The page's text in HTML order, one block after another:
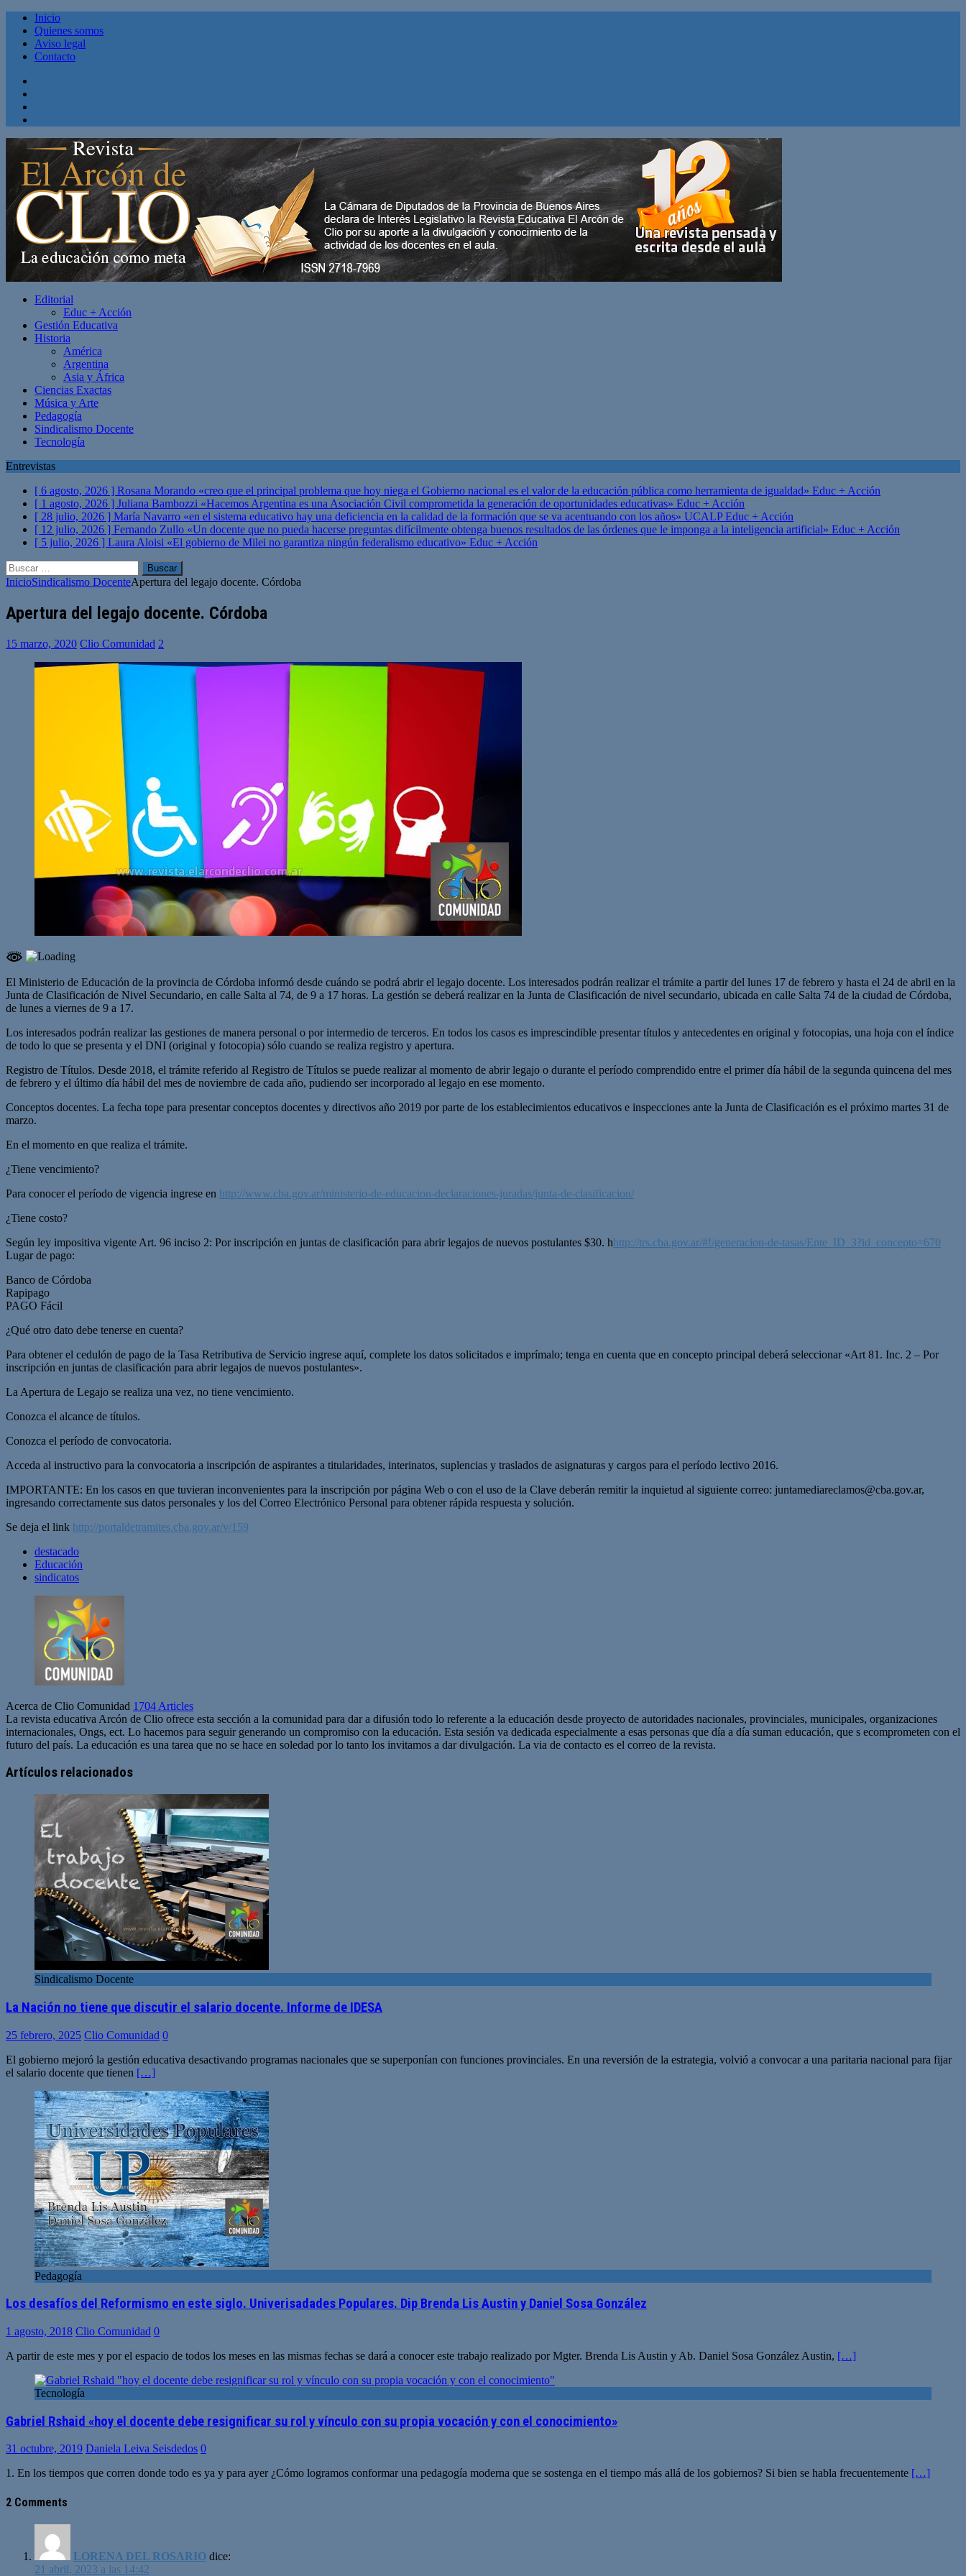
Inicio
Quienes somos
Aviso legal
Contacto
Editorial
Educ + Acción
Gestión Educativa
Historia
América
Argentina
Asia y África
Ciencias Exactas
Música y Arte
Pedagogía
Sindicalismo Docente
Tecnología
Entrevistas
[ 6 agosto, 2026 ] Rosana Morando «creo que el principal problema que hoy niega el Gobierno nacional es el valor de la educación pública como herramienta de igualdad» Educ + Acción
[ 1 agosto, 2026 ] Juliana Bambozzi «Hacemos Argentina es una Asociación Civil comprometida la generación de oportunidades educativas» Educ + Acción
[ 28 julio, 2026 ] María Navarro «en el sistema educativo hay una deficiencia en la calidad de la formación que se va acentuando con los años» UCALPEduc + Acción
[ 12 julio, 2026 ] Fernando Zullo «Un docente que no pueda hacerse preguntas difícilmente obtenga buenos resultados de las órdenes que le imponga a la inteligencia artificial» Educ + Acción
[ 5 julio, 2026 ] Laura Aloisi «El gobierno de Milei no garantiza ningún federalismo educativo» Educ + Acción
Buscar:
InicioSindicalismo DocenteApertura del legajo docente. Córdoba
Apertura del legajo docente. Córdoba
15 marzo, 2020 Clio Comunidad 2
El Ministerio de Educación de la provincia de Córdoba informó desde cuándo se podrá abrir el legajo docente. Los interesados podrán realizar el trámite a partir del lunes 17 de febrero y hasta el 24 de abril en la
Junta de Clasificación de Nivel Secundario, en calle Salta al 74, de 9 a 17 horas. La gestión se deberá realizar en la Junta de Clasificación de nivel secundario, ubicada en calle Salta 74 de la ciudad de Córdoba,
de lunes a viernes de 9 a 17.
Los interesados podrán realizar las gestiones de manera personal o por intermedio de terceros. En todos los casos es imprescindible presentar títulos y antecedentes en original y fotocopias, una hoja con el índice
de todo lo que se presenta y el DNI (original y fotocopia) sólo cuando se realiza registro y apertura.
Registro de Títulos. Desde 2018, el trámite referido al Registro de Títulos se puede realizar al momento de abrir legajo o durante el período comprendido entre el primer día hábil de la segunda quincena del mes
de febrero y el último día hábil del mes de noviembre de cada año, pudiendo ser incorporado al legajo en ese momento.
Conceptos docentes. La fecha tope para presentar conceptos docentes y directivos año 2019 por parte de los establecimientos educativos e inspecciones ante la Junta de Clasificación es el próximo martes 31 de
marzo.
En el momento en que realiza el trámite.
¿Tiene vencimiento?
Para conocer el período de vigencia ingrese en http://www.cba.gov.ar/ministerio-de-educacion-declaraciones-juradas/junta-de-clasificacion/
¿Tiene costo?
Según ley impositiva vigente Art. 96 inciso 2: Por inscripción en juntas de clasificación para abrir legajos de nuevos postulantes $30. hhttp://trs.cba.gov.ar/#!/generacion-de-tasas/Ente_ID_3?id_concepto=670
Lugar de pago:
Banco de Córdoba
Rapipago
PAGO Fácil
¿Qué otro dato debe tenerse en cuenta?
Para obtener el cedulón de pago de la Tasa Retributiva de Servicio ingrese aquí, complete los datos solicitados e imprímalo; tenga en cuenta que en concepto principal deberá seleccionar «Art 81. Inc. 2 – Por
inscripción en juntas de clasificación para abrir legajos de nuevos postulantes».
La Apertura de Legajo se realiza una vez, no tiene vencimiento.
Conozca el alcance de títulos.
Conozca el período de convocatoria.
Acceda al instructivo para la convocatoria a inscripción de aspirantes a titularidades, interinatos, suplencias y traslados de asignaturas y cargos para el período lectivo 2016.
IMPORTANTE: En los casos en que tuvieran inconvenientes para la inscripción por página Web o con el uso de la Clave deberán remitir la inquietud al siguiente correo: juntamediareclamos@cba.gov.ar,
ingresando correctamente sus datos personales y los del Correo Electrónico Personal para obtener rápida respuesta y solución.
Se deja el link http://portaldetramites.cba.gov.ar/v/159
destacado
Educación
sindicatos
Acerca de Clio Comunidad 1704 Articles
La revista educativa Arcón de Clio ofrece esta sección a la comunidad para dar a difusión todo lo referente a la educación desde proyecto de autoridades nacionales, provinciales, municipales, organizaciones
internacionales, Ongs, ect. Lo hacemos para seguir generando un compromiso con la educación. Esta sesión va dedicada especialmente a esas personas que día a día suman educación, que s ecomprometen con el
futuro del país. La educación es una tarea que no se hace en soledad por lo tanto los invitamos a dar divulgación. La via de contacto es el correo de la revista.
web
Artículos relacionados
Sindicalismo Docente
La Nación no tiene que discutir el salario docente. Informe de IDESA
25 febrero, 2025 Clio Comunidad 0
El gobierno mejoró la gestión educativa desactivando programas nacionales que se superponían con funciones provinciales. En una reversión de la estrategia, volvió a convocar a una paritaria nacional para fijar
el salario docente que tienen […]
Pedagogía
Los desafíos del Reformismo en este siglo. Univerisadades Populares. Dip Brenda Lis Austin y Daniel Sosa González
1 agosto, 2018 Clio Comunidad 0
A partir de este mes y por el espacio de todos los meses en las mismas fechas se dará a conocer este trabajo realizado por Mgter. Brenda Lis Austin y Ab. Daniel Sosa González Austin, […]
Tecnología
Gabriel Rshaid «hoy el docente debe resignificar su rol y vínculo con su propia vocación y con el conocimiento»
31 octubre, 2019 Daniela Leiva Seisdedos 0
1. En los tiempos que corren donde todo es ya y para ayer ¿Cómo logramos conformar una pedagogía moderna que se sostenga en el tiempo más allá de los gobiernos? Si bien se habla frecuentemente […]
2 Comments
LORENA DEL ROSARIO dice:
21 abril, 2023 a las 14:42